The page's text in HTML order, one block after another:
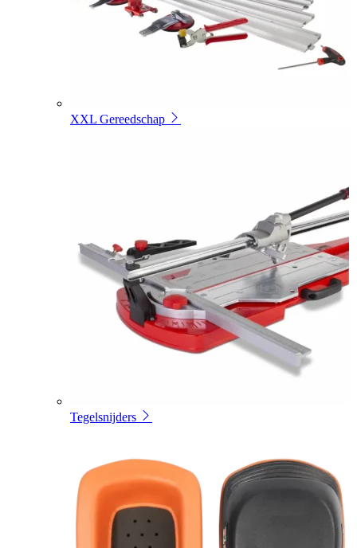
XXL Gereedschap
Tegelsnijders